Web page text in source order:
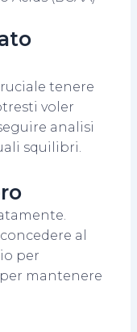
tenere
voler
analisi
squilibri.
al
per
mantenere